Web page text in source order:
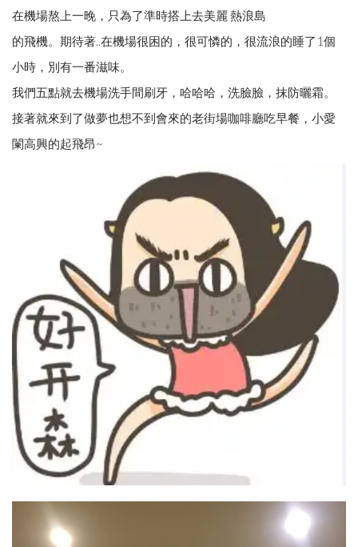
在機場熬上一晚，只為了準時搭上去美麗 熱浪島
的飛機。期待著..在機場很困的，很可憐的，很流浪的睡了1個
小時，別有一番滋味。
我們五點就去機場洗手間刷牙，哈哈哈，洗臉臉，抹防曬霜。
接著就來到了做夢也想不到會來的老街場咖啡廳吃早餐，小愛
闌高興的起飛昂~